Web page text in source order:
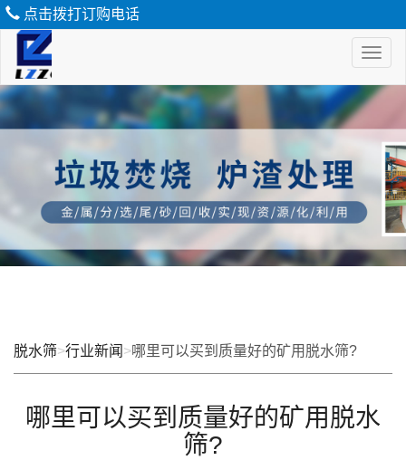
点击拨打订购电话
脱
水
脱水筛>行业新闻 >哪里可以买到质量好的矿用脱水筛?
哪里可以买到质量好的矿用脱水
筛?